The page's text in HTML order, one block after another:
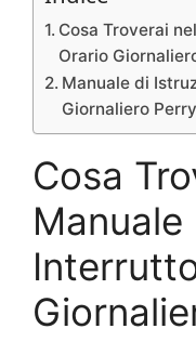
Cosa Troverai
Orario
Manuale di
Giornaliero
Cosa